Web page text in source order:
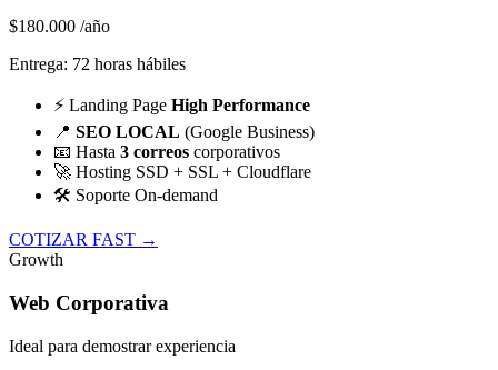
$180.000 /año
Entrega: 72 horas hábiles
⚡ Landing Page High Performance
📍 SEO LOCAL (Google Business)
📧 Hasta 3 correos corporativos
🚀 Hosting SSD + SSL + Cloudflare
🛠️ Soporte On-demand
COTIZAR FAST →
Growth
Web Corporativa
Ideal para demostrar experiencia